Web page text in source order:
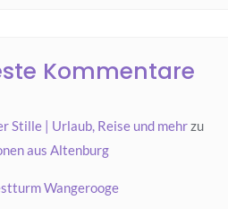
Kommentare
Stille | Urlaub, Reise und mehrzu
aus Altenburg
Wangerooge